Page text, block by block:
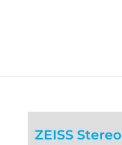
ZEISS Stereo